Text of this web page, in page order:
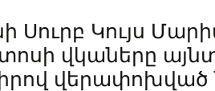
Սուրբ Կույս
վկաները
վերափոխված